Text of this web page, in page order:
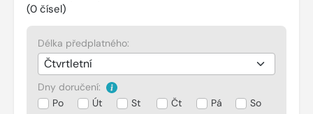
(0 čísel)
Délka předplatného:
Dny doručení:
Po
Út St Čt Pá So